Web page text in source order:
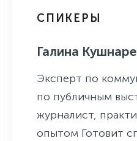
СПИКЕРЫ
Галина
Эксперт по
по публичным
журналист,
опытом Готовит